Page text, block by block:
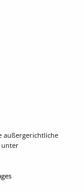
außergerichtliche
unter